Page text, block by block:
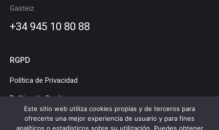
Gasteiz
+34 945 10 80 88
RGPD
Política de Privacidad
Política de Cookies
Aviso Legal
Este sitio web utiliza cookies propias y de terceros para
ofrecerte una mejor experiencia de usuario y para fines
analíticos o estadísticos sobre su utilización. Puedes obtener